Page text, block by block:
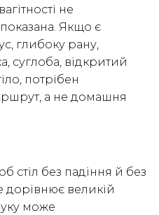
не
Якщо є
глибоку рану,
суглоба, відкритий
потрібен
а не домашня
стіл без падіння й без
дорівнює великій
може